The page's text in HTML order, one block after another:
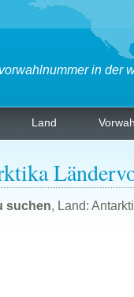
in der
Land
suchen, Land: